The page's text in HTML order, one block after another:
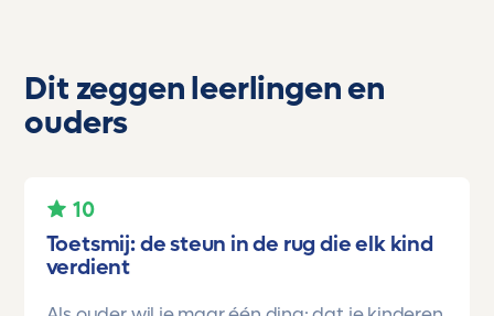
Dit zeggen leerlingen en
ouders
10
Toetsmij: de steun in de rug die elk kind
verdient